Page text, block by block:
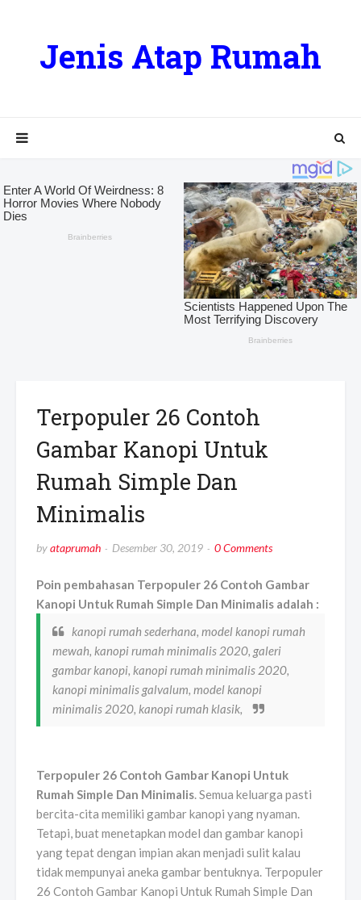
Jenis Atap Rumah
Terpopuler 26 Contoh
Gambar Kanopi Untuk
Rumah Simple Dan
Minimalis
byataprumah Desember 30, 2019 0 Comments
Poin pembahasan Terpopuler 26 Contoh Gambar
Kanopi Untuk Rumah Simple Dan Minimalis adalah :
kanopi rumah sederhana, model kanopi rumah
mewah, kanopi rumah minimalis 2020, galeri
gambar kanopi, kanopi rumah minimalis 2020,
kanopi minimalis galvalum, model kanopi
minimalis 2020, kanopi rumah klasik,
Terpopuler 26 Contoh Gambar Kanopi Untuk
Rumah Simple Dan Minimalis. Semua keluarga pasti
bercita-cita memiliki gambar kanopi yang nyaman.
Tetapi, buat menetapkan model dan gambar kanopi
yang tepat dengan impian akan menjadi sulit kalau
tidak mempunyai aneka gambar bentuknya. Terpopuler
26 Contoh Gambar Kanopi Untuk Rumah Simple Dan